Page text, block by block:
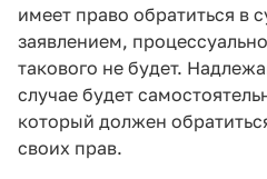
имеет право обратиться в
заявлением,
такового не будет.
случае будет
который должен
своих прав.